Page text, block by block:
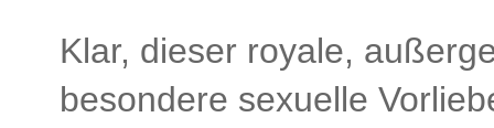
Klar, dieser royale,
besondere sexuelle